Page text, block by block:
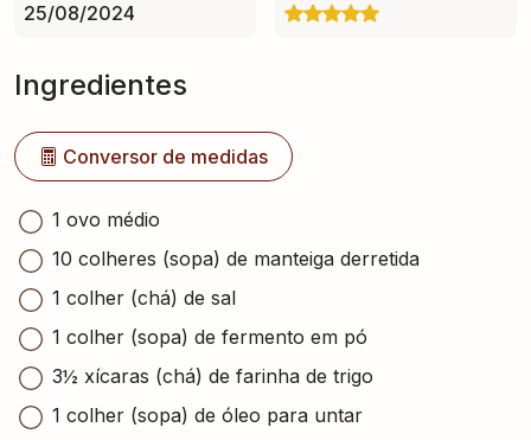
25/08/2024
Ingredientes
Conversor de medidas
1 ovo médio
10 colheres (sopa) de manteiga derretida
1 colher (chá) de sal
1 colher (sopa) de fermento em pó
3½ xícaras (chá) de farinha de trigo
1 colher (sopa) de óleo para untar